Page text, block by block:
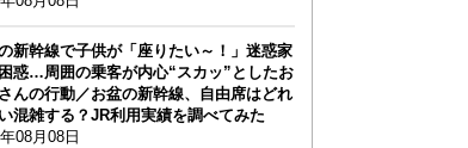
新幹線で子供が「座りたい～！」迷惑家
惑…周囲の乗客が内心“スカッ”としたお
んの行動／お盆の新幹線、自由席はどれ
混雑する？JR利用実績を調べてみた
08月08日